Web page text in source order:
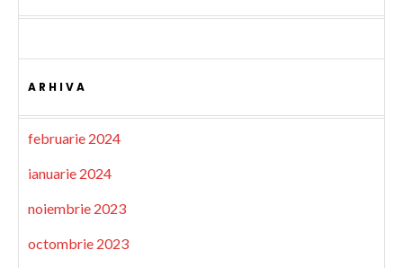
ARHIVA
februarie 2024
ianuarie 2024
noiembrie 2023
octombrie 2023